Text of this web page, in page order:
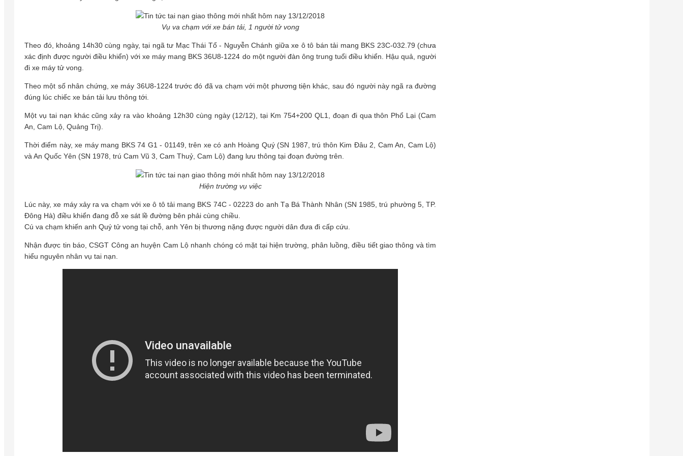
Vụ va chạm với xe bán tải, 1 người tử vong
Theo đó, khoảng 14h30 cùng ngày, tại ngã tư Mạc Thái Tổ - Nguyễn Chánh giữa xe ô tô bán tải mang BKS 23C-032.79 (chưa
xác định được người điều khiển) với xe máy mang BKS 36U8-1224 do một người đàn ông trung tuổi điều khiển. Hậu quả, người
đi xe máy tử vong.
Theo một số nhân chứng, xe máy 36U8-1224 trước đó đã va chạm với một phương tiện khác, sau đó người này ngã ra đường
đúng lúc chiếc xe bán tải lưu thông tới.
Một vụ tai nạn khác cũng xảy ra vào khoảng 12h30 cùng ngày (12/12), tại Km 754+200 QL1, đoạn đi qua thôn Phổ Lại (Cam
An, Cam Lộ, Quảng Trị).
Thời điểm này, xe máy mang BKS 74 G1 - 01149, trên xe có anh Hoàng Quý (SN 1987, trú thôn Kim Đâu 2, Cam An, Cam Lộ)
và An Quốc Yên (SN 1978, trú Cam Vũ 3, Cam Thuỷ, Cam Lộ) đang lưu thông tại đoạn đường trên.
Hiện trường vụ việc
Lúc này, xe máy xảy ra va chạm với xe ô tô tải mang BKS 74C - 02223 do anh Tạ Bá Thành Nhân (SN 1985, trú phường 5, TP.
Đông Hà) điều khiển đang đỗ xe sát lề đường bên phải cùng chiều.
Cú va chạm khiến anh Quý tử vong tại chỗ, anh Yên bị thương nặng được người dân đưa đi cấp cứu.
Nhận được tin báo, CSGT Công an huyện Cam Lộ nhanh chóng có mặt tại hiện trường, phân luồng, điều tiết giao thông và tìm
hiểu nguyên nhân vụ tai nạn.